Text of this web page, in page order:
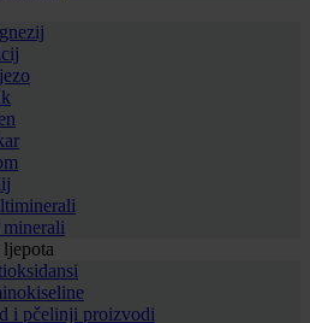
i pčelinji proizvodi